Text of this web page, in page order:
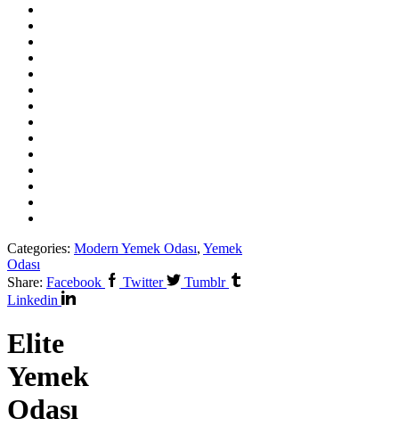
Categories: Modern Yemek Odası, Yemek
Odası
Share: Facebook Twitter
Tumblr
Linkedin
Elite
Yemek
Odası